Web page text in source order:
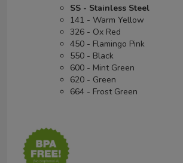
SS - Stainless Steel
141 - Warm Yellow
326 - Ox Red
450 - Flamingo Pink
550 - Black
600 - Mint Green
620 - Green
664 - Frost Green